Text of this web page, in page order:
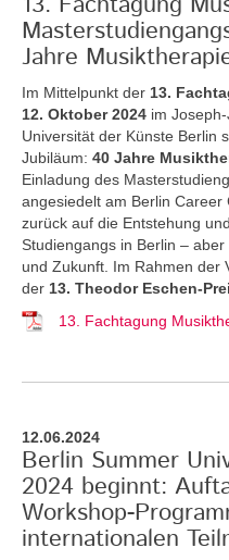
Jahre
Im Mittelpunkt der 13.
12. Oktober 2024 im
Universität der Künste Berlin
Jubiläum: 40 Jahre
Einladung des
angesiedelt am Berlin Career
zurück auf die Entstehung
Studiengangs in Berlin –
und Zukunft. Im Rahmen der
der 13. Theodor Eschen-
13. Fachtagung
12.06.2024
Berlin Summer
2024 beginnt:
Workshop-
internationalen